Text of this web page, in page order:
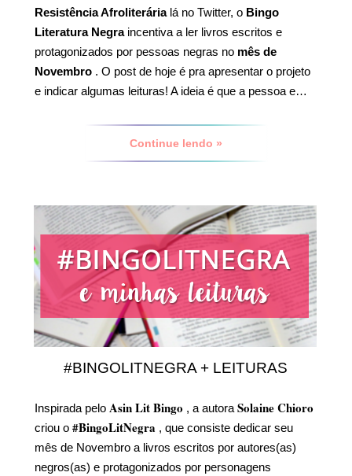
Resistência Afroliterárialá no Twitter, o Bingo
Literatura Negraincentiva a ler livros escritos e
protagonizados por pessoas negras no mês de
Novembro . O post de hoje é pra apresentar o projeto
e indicar algumas leituras! A ideia é que a pessoa e…
Continue lendo »
#BINGOLITNEGRA + LEITURAS
Inspirada pelo Asin Lit Bingo , a autoraSolaine Chioro
criou o #BingoLitNegra , que consiste dedicar seu
mês de Novembro a livros escritos por autores(as)
negros(as) e protagonizados por personagens